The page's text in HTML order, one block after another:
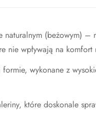
naturalnym (beżowym)
nie wpływają na komfort
wykonane z
które doskonale